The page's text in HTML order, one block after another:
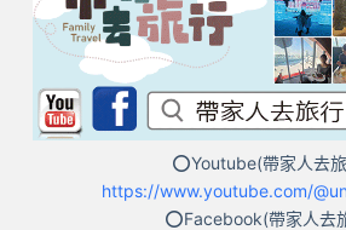
⭕Youtube(帶家人去
https://www.youtube.com/
⭕Facebook(帶家人去